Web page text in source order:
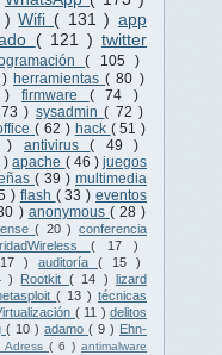
)Wifi ( 131 ) app
( 121 )twitter
( 105 )
herramientas( 80 )
) firmware ( 74 )
) sysadmin( 72 )
( 62 ) hack ( 51 )
) antivirus( 49 )
)apache ( 46 ) juegos
( 39 ) multimedia
) flash ( 33 )eventos
) anonymous ( 28 )
( 20 ) conferencia
( 17 )
) auditoría ( 15 )
) Rootkit ( 14 ) lizard
( 13 ) técnicas
( 11 ) delitos
( 10 ) adamo ( 9 ) Ehn-
Adress ( 6 ) antimalware